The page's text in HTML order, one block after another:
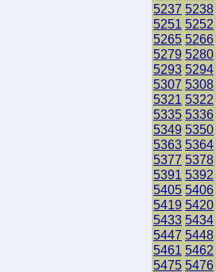
5237 5238
5251 5252
5265 5266
5279 5280
5293 5294
5307 5308
5321 5322
5335 5336
5349 5350
5363 5364
5377 5378
5391 5392
5405 5406
5419 5420
5433 5434
5447 5448
5461 5462
5475 5476